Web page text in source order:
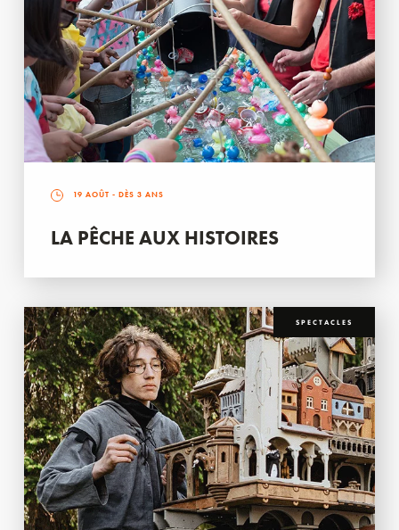
19 AOÛT - DÈS 3 ANS
LA PÊCHE AUX HISTOIRES
SPECTACLES